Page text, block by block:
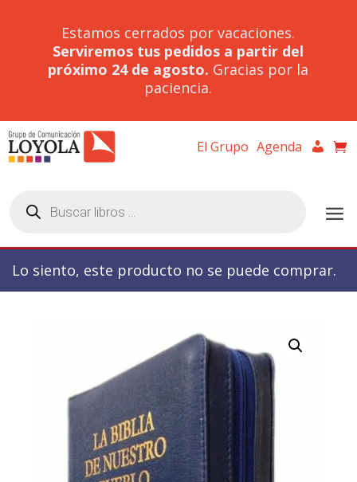
Estamos cerrados por vacaciones.
Serviremos tus pedidos a partir del
próximo 24 de agosto. Gracias por la
paciencia.
El Grupo Agenda
productos
Lo siento, este producto no se puede comprar.